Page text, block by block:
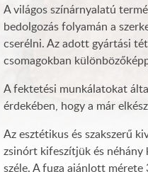
A világos színárnyalatú
bedolgozás folyamán a
cserélni. Az adott gyártási
csomagokban
A fektetési munkálatokat
érdekében, hogy a már
Az esztétikus és szakszerű
zsinórt kifeszítjük és néhány
széle. A fuga ajánlott mérete